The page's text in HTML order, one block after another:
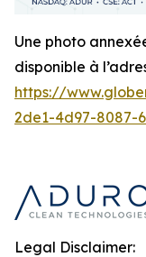
Une photo
disponible à
https://
2de1-4d97-8087-
Legal Disclaimer: